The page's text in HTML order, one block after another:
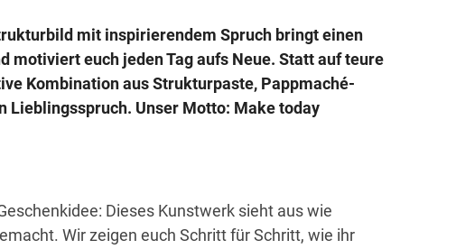
mit inspirierendem Spruch bringt einen
motiviert euch jeden Tag aufs Neue. Statt auf teure
Kombination aus Strukturpaste, Pappmaché-
Lieblingsspruch. Unser Motto: Make today
Dieses Kunstwerk sieht aus wie
Wir zeigen euch Schritt für Schritt, wie ihr